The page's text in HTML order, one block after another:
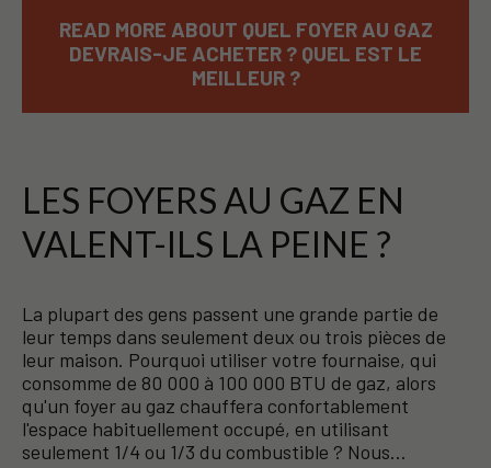
READ MORE ABOUT QUEL FOYER AU GAZ
DEVRAIS-JE ACHETER ? QUEL EST LE
MEILLEUR ?
LES FOYERS AU GAZ EN
VALENT-ILS LA PEINE ?
La plupart des gens passent une grande partie de
leur temps dans seulement deux ou trois pièces de
leur maison. Pourquoi utiliser votre fournaise, qui
consomme de 80 000 à 100 000 BTU de gaz, alors
qu'un foyer au gaz chauffera confortablement
l'espace habituellement occupé, en utilisant
seulement 1/4 ou 1/3 du combustible ? Nous…